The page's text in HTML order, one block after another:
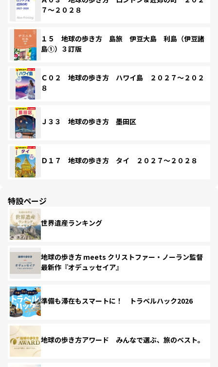
７～２０２８
１５ 地球の歩き方 島旅 伊豆大島 利島（伊豆諸
島①）３訂版
Ｃ０２ 地球の歩き方 ハワイ島 ２０２７～２０２
８
Ｊ３３ 地球の歩き方 墨田区
Ｄ１７ 地球の歩き方 タイ ２０２７～２０２８
特設ページ
世界遺産ランキング
地球の歩き方 meets クリストファー・ノーラン監督
最新作『オデュッセイア』
準備も滞在もスマートに！ トラベルハック2026
地球の歩き方アワード みんなで選ぶ、旅のベスト。